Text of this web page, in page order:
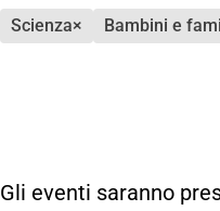
scienza× bambini e
Gli eventi saranno